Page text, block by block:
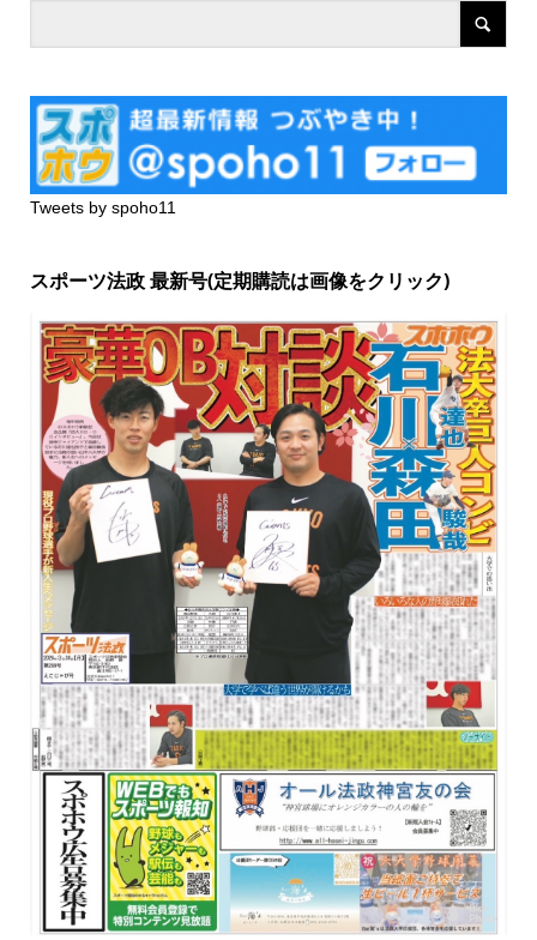
Tweets by spoho11
スポーツ法政 最新号(定期購読は画像をクリック)